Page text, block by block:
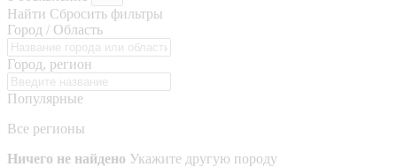
Найти Сбросить фильтры
Город / Область
Город, регион
Популярные
Все регионы
Ничего не найдено Укажите другую породу